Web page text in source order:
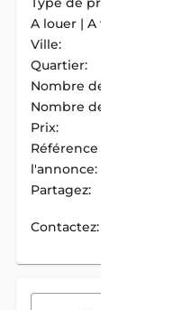
A louer | A vendre:
Ville:
Quartier:
Nombre de chambres:
Nombre de douches:
Prix:
Référence de
l'annonce:
Partagez:
Contactez: